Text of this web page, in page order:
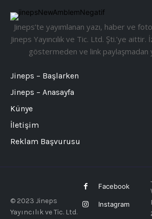
Jineps’te yayımlanan yazı, haber ve
Jineps Yayıncılık ve Tic. Ltd. Şti.’ye
göstermeden ve link paylaşmadan
Jineps – Başlarken
Jineps – Anasayfa
Künye
İletişim
Reklam Başvurusu
© 2023 Jineps
Yayıncılık ve Tic. Ltd.
Facebook
Instagram